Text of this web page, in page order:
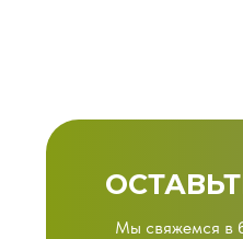
Мы свяжемся в